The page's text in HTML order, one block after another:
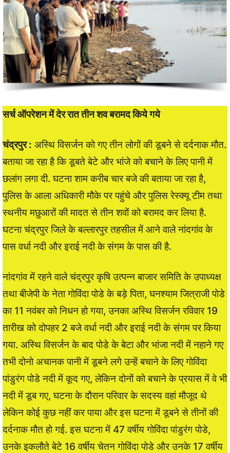
सर्च ऑपरेशन में देर रात तीन शव बरामद किये गये
चंद्रपुर : अस्थि विसर्जन को गए तीन लोगों की डूबने से दर्दनाक मौत.
बताया जा रहा है कि डूबते बेटे और भांजे को बचाने के लिए पानी में
छलांग लगा दी. घटना शाम करीब चार बजे की बताया जा रहा है,
पुलिस के आला अधिकारी मौके पर पहुंचे और पुलिस रेस्क्यू टीम तथा
स्थनीय मछुआरों की मादत से तीन शवों को बरामद कर लिया है.
घटना चंद्रपुर जिले के बल्लारपुर तहसील में आने वाले नांदगांव के
पास वर्धा नदी और इराई नदी के संगम के पास की है.
नांदगांव में रहने वाले चंद्रपुर कृषि उत्पन्न बाजार समिति के उपाध्यक्ष
तथा बीजेपी के नेता गोविंदा पोडे के बड़े पिता, घनश्याम जित्राजी पोडे
का 11 नवंबर को निधन हो गया, उनका अस्थि विसर्जन रविवार 19
तारीख को दोपहर 2 बजे वर्धा नदी और इराई नदी के संगम पर किया
गया. अस्थि विसर्जन के बाद पोडे के बेटा और भांजा नदी में नहाने गए
तभी दोनो अचानक पानी में डूबने लगे उन्हें बचाने के लिए गोविंदा
पांडुरंग पोडे नदी में कूद गए, लेकिन दोनों को बचाने के प्रयास में वे भी
नदी में डूब गए, घटना के दौरान परिवार के सदस्य वहां मौजूद थे
लेकिन कोई कुछ नहीं कर पाया और इस घटना में डूबने से तीनों की
दर्दनाक मौत हो गई. इस घटना में 47 वर्षीय गोविंदा पांडुरंग पोडे,
उनके इकलौते बेटे 16 वर्षीय चेतन गोविंदा पोडे और उनके 17 वर्षीय